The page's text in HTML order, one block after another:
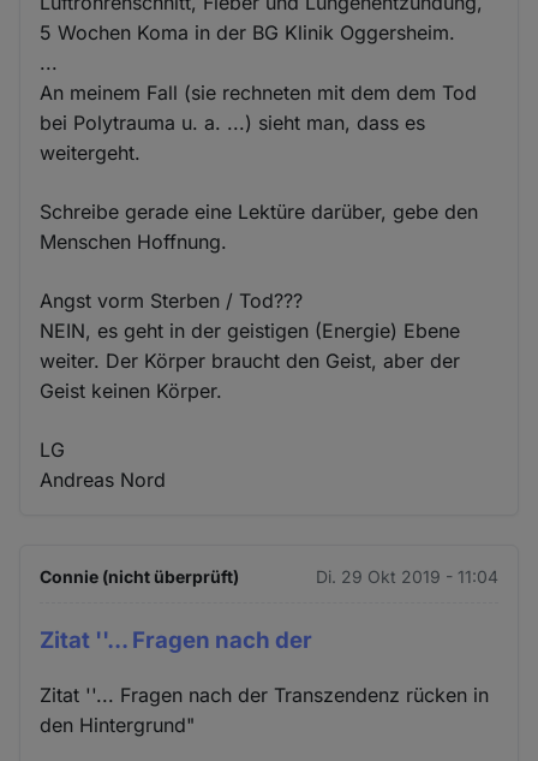
5 Wochen Koma in der BG Klinik Oggersheim.
...
An meinem Fall (sie rechneten mit dem dem Tod
bei Polytrauma u. a. ...) sieht man, dass es
weitergeht.
Schreibe gerade eine Lektüre darüber, gebe den
Menschen Hoffnung.
Angst vorm Sterben / Tod???
NEIN, es geht in der geistigen (Energie) Ebene
weiter. Der Körper braucht den Geist, aber der
Geist keinen Körper.
LG
Andreas Nord
Connie (nicht überprüft) Di. 29 Okt 2019 - 11:04
Zitat ''... Fragen nach der
Zitat ''... Fragen nach der Transzendenz rücken in
den Hintergrund"